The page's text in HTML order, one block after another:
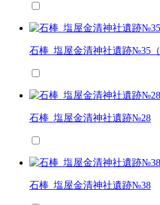
石棒_塩屋金清神社遺跡№35（
石棒_塩屋金清神社遺跡№28
石棒_塩屋金清神社遺跡№38